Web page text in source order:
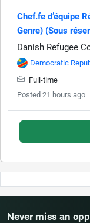
Chef.fe d’équipe
Genre) (Sous
Danish Refugee
Democratic
Full-time
Posted 21 hours ago
Never miss an